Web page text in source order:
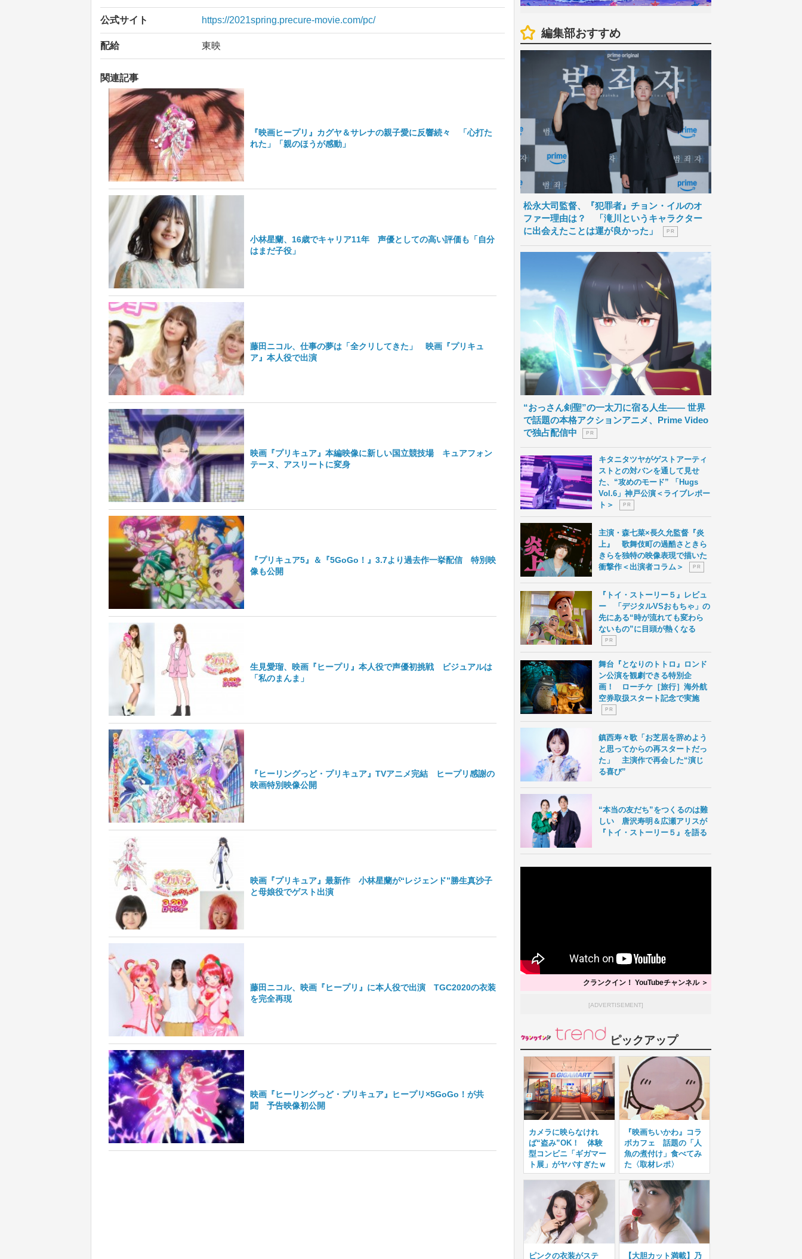
公式サイト https://2021spring.precure-movie.com/pc/
配給 東映
関連記事
『映画ヒープリ』カグヤ＆サレナの親子愛に反響続々 「心打た
れた」「親のほうが感動」
小林星蘭、16歳でキャリア11年 声優としての高い評価も「自分
はまだ子役」
藤田ニコル、仕事の夢は「全クリしてきた」 映画『プリキュ
ア』本人役で出演
映画『プリキュア』本編映像に新しい国立競技場 キュアフォン
テーヌ、アスリートに変身
『プリキュア5』＆『5GoGo！』3.7より過去作一挙配信 特別映
像も公開
生見愛瑠、映画『ヒープリ』本人役で声優初挑戦 ビジュアルは
「私のまんま」
『ヒーリングっど・プリキュア』TVアニメ完結 ヒープリ感謝の
映画特別映像公開
映画『プリキュア』最新作 小林星蘭が“レジェンド”勝生真沙子
と母娘役でゲスト出演
藤田ニコル、映画『ヒープリ』に本人役で出演 TGC2020の衣装
を完全再現
映画『ヒーリングっど・プリキュア』ヒープリ×5GoGo！が共
闘 予告映像初公開
編集部おすすめ
松永大司監督、『犯罪者』チョン・イルのオ
ファー理由は？ 「滝川というキャラクター
に出会えたことは運が良かった」
P R
“おっさん剣聖”の一太刀に宿る人生―― 世界
で話題の本格アクションアニメ、Prime Video
で独占配信中
P R
キタニタツヤがゲストアーティ
ストとの対バンを通して見せ
た、“攻めのモード” 「Hugs
Vol.6」神戸公演＜ライブレポー
ト＞
P R
主演・森七菜×長久允監督『炎
上』 歌舞伎町の過酷さときら
きらを独特の映像表現で描いた
衝撃作＜出演者コラム＞
P R
『トイ・ストーリー５』レビュ
ー 「デジタルVSおもちゃ」の
先にある“時が流れても変わら
ないもの”に目頭が熱くなる
P R
舞台『となりのトトロ』ロンド
ン公演を観劇できる特別企
画！ ローチケ［旅行］海外航
空券取扱スタート記念で実施
P R
鎮西寿々歌「お芝居を辞めよう
と思ってからの再スタートだっ
た」 主演作で再会した“演じ
る喜び”
“本当の友だち”をつくるのは難
しい 唐沢寿明＆広瀬アリスが
『トイ・ストーリー５』を語る
クランクイン！ YouTubeチャンネル ＞
[ADVERTISEMENT]
ピックアップ
カメラに映らなけれ
ば“盗み”OK！ 体験
型コンビニ「ギガマー
ト展」がヤバすぎたｗ
『映画ちいかわ』コラ
ボカフェ 話題の「人
魚の煮付け」食べてみ
た〈取材レポ〉
ピンクの衣装がステ 【大胆カット満載】乃